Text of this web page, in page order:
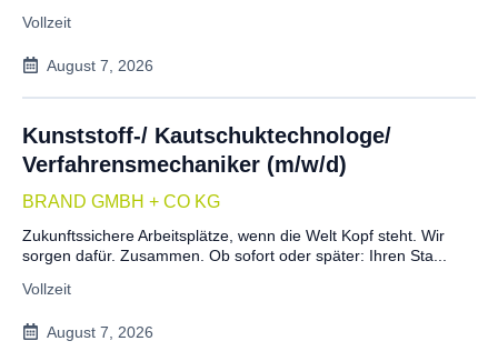
Vollzeit
August 7, 2026
Kunststoff-/ Kautschuktechnologe/
Verfahrensmechaniker (m/w/d)
BRAND GMBH + CO KG
Vollzeit
Zukunftssichere Arbeitsplätze, wenn die Welt Kopf steht. Wir
sorgen dafür. Zusammen. Ob sofort oder später: Ihren Sta...
August 7, 2026